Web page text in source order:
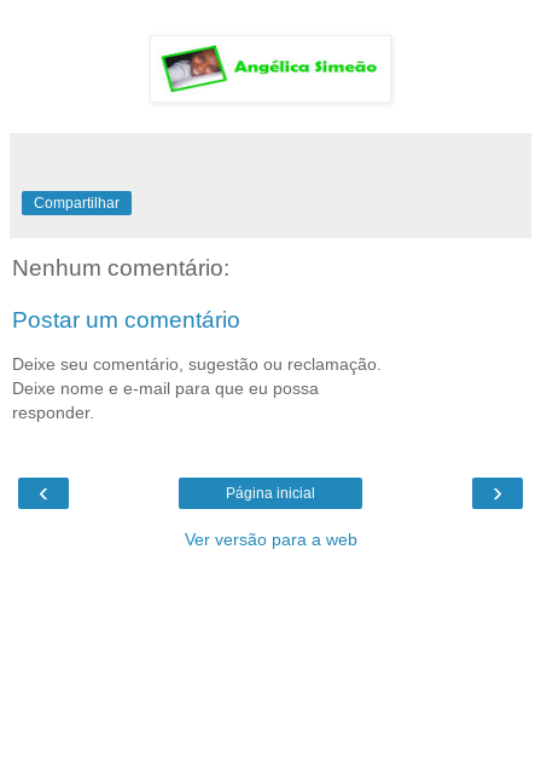
Compartilhar
Nenhum comentário:
Postar um comentário
Deixe seu comentário, sugestão ou reclamação.
Deixe nome e e-mail para que eu possa
responder.
‹ ›
Página inicial
Ver versão para a web